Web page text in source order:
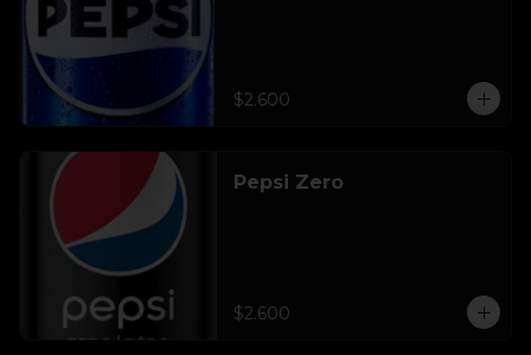
$2.600
Pepsi Zero
$2.600